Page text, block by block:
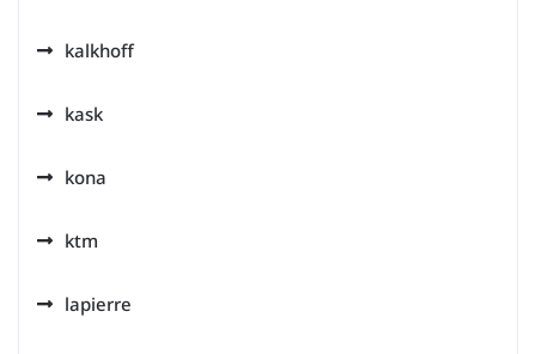
kalkhoff
kask
kona
ktm
lapierre